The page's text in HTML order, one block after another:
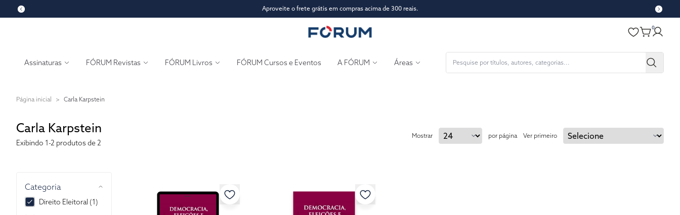
Aproveite o frete grátis em compras acima de 300 reais.
0
Assinaturas FÓRUM Revistas FÓRUM Livros FÓRUM Cursos e Eventos A FÓRUM Áreas
Página inicial > Carla Karpstein
Carla Karpstein
Exibindo 1-2 produtos de 2
Mostrar por página Ver primeiro
Categoria
Direito Eleitoral (1)